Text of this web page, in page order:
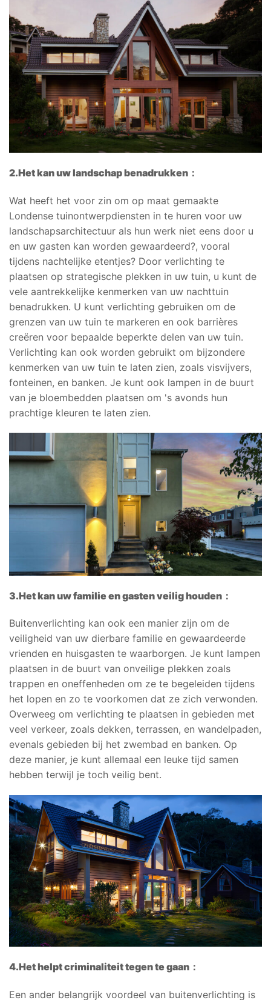
2.Het kan uw landschap benadrukken ：
Wat heeft het voor zin om op maat gemaakte
Londense tuinontwerpdiensten in te huren voor uw
landschapsarchitectuur als hun werk niet eens door u
en uw gasten kan worden gewaardeerd?, vooral
tijdens nachtelijke etentjes? Door verlichting te
plaatsen op strategische plekken in uw tuin, u kunt de
vele aantrekkelijke kenmerken van uw nachttuin
benadrukken. U kunt verlichting gebruiken om de
grenzen van uw tuin te markeren en ook barrières
creëren voor bepaalde beperkte delen van uw tuin.
Verlichting kan ook worden gebruikt om bijzondere
kenmerken van uw tuin te laten zien, zoals visvijvers,
fonteinen, en banken. Je kunt ook lampen in de buurt
van je bloembedden plaatsen om 's avonds hun
prachtige kleuren te laten zien.
3.Het kan uw familie en gasten veilig houden ：
Buitenverlichting kan ook een manier zijn om de
veiligheid van uw dierbare familie en gewaardeerde
vrienden en huisgasten te waarborgen. Je kunt lampen
plaatsen in de buurt van onveilige plekken zoals
trappen en oneffenheden om ze te begeleiden tijdens
het lopen en zo te voorkomen dat ze zich verwonden.
Overweeg om verlichting te plaatsen in gebieden met
veel verkeer, zoals dekken, terrassen, en wandelpaden,
evenals gebieden bij het zwembad en banken. Op
deze manier, je kunt allemaal een leuke tijd samen
hebben terwijl je toch veilig bent.
4.Het helpt criminaliteit tegen te gaan ：
Een ander belangrijk voordeel van buitenverlichting is